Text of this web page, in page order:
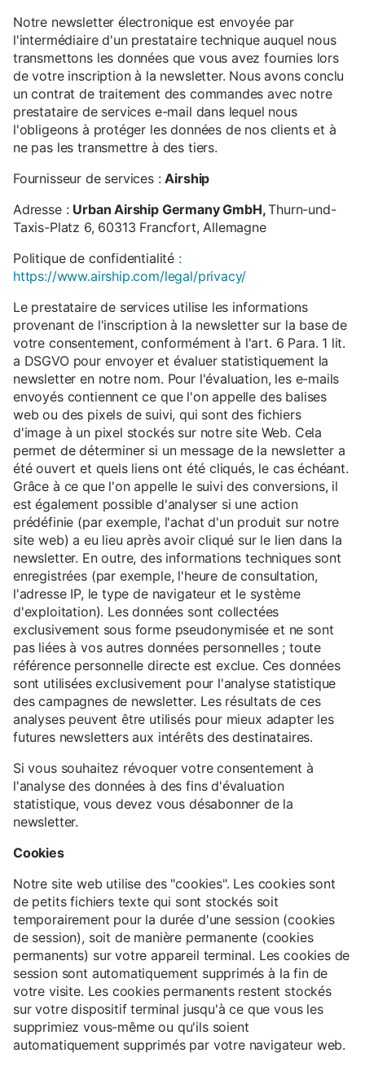
Notre newsletter électronique est envoyée par
l'intermédiaire d'un prestataire technique auquel nous
transmettons les données que vous avez fournies lors
de votre inscription à la newsletter. Nous avons conclu
un contrat de traitement des commandes avec notre
prestataire de services e-mail dans lequel nous
l'obligeons à protéger les données de nos clients et à
ne pas les transmettre à des tiers.
Fournisseur de services :Airship
Adresse : Urban Airship Germany GmbH,Thurn-und-
Taxis-Platz 6, 60313 Francfort, Allemagne
Politique de confidentialité :
https://www.airship.com/legal/privacy/
Le prestataire de services utilise les informations
provenant de l'inscription à la newsletter sur la base de
votre consentement, conformément à l'art. 6 Para. 1 lit.
a DSGVO pour envoyer et évaluer statistiquement la
newsletter en notre nom. Pour l'évaluation, les e-mails
envoyés contiennent ce que l'on appelle des balises
web ou des pixels de suivi, qui sont des fichiers
d'image à un pixel stockés sur notre site Web. Cela
permet de déterminer si un message de la newsletter a
été ouvert et quels liens ont été cliqués, le cas échéant.
Grâce à ce que l'on appelle le suivi des conversions, il
est également possible d'analyser si une action
prédéfinie (par exemple, l'achat d'un produit sur notre
site web) a eu lieu après avoir cliqué sur le lien dans la
newsletter. En outre, des informations techniques sont
enregistrées (par exemple, l'heure de consultation,
l'adresse IP, le type de navigateur et le système
d'exploitation). Les données sont collectées
exclusivement sous forme pseudonymisée et ne sont
pas liées à vos autres données personnelles ; toute
référence personnelle directe est exclue. Ces données
sont utilisées exclusivement pour l'analyse statistique
des campagnes de newsletter. Les résultats de ces
analyses peuvent être utilisés pour mieux adapter les
futures newsletters aux intérêts des destinataires.
Si vous souhaitez révoquer votre consentement à
l'analyse des données à des fins d'évaluation
statistique, vous devez vous désabonner de la
newsletter.
Cookies
Notre site web utilise des "cookies". Les cookies sont
de petits fichiers texte qui sont stockés soit
temporairement pour la durée d'une session (cookies
de session), soit de manière permanente (cookies
permanents) sur votre appareil terminal. Les cookies de
session sont automatiquement supprimés à la fin de
votre visite. Les cookies permanents restent stockés
sur votre dispositif terminal jusqu'à ce que vous les
supprimiez vous-même ou qu'ils soient
automatiquement supprimés par votre navigateur web.